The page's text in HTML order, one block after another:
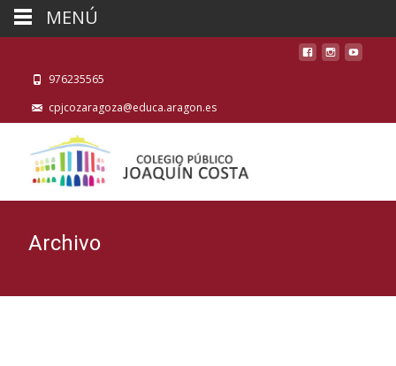
976235565
cpjcozaragoza@educa.aragon.es
Archivo
MENÚ